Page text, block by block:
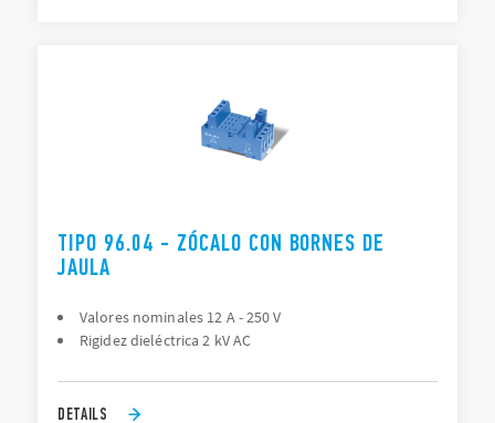
TIPO 96.04 - ZÓCALO CON BORNES DE
JAULA
Valores nominales 12 A - 250 V
Rigidez dieléctrica 2 kV AC
DETAILS